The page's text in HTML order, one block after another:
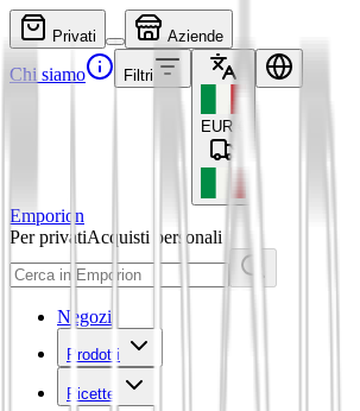
Privati Aziende
Chi siamo Filtri
EUR
Emporion
Per privatiAcquisti personali
Negozi
Prodotti
Ricette